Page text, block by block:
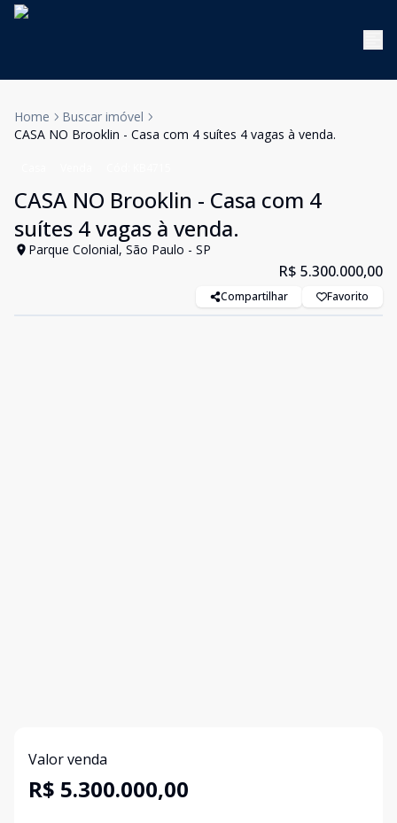
Home
Buscar imóvel
CASA NO Brooklin - Casa com 4 suítes 4 vagas à venda.
CASA NO Brooklin - Casa com 4
suítes 4 vagas à venda.
Parque Colonial, São Paulo - SP
R$ 5.300.000,00
Compartilhar Favorito
Valor venda
R$ 5.300.000,00